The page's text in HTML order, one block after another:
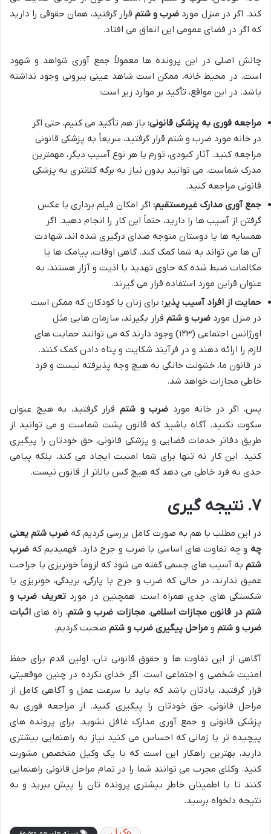
کند. اگر در منزل مورد ضرب و شتم قرار گرفتید، همان حقوقی را دارید
که اگر در فضای عمومی این اتفاق می افتاد.
چالش اصلی در این پرونده ها معمولاً جمع آوری شواهد و شهود
است. در محیط خانه، ممکن است شاهد عینی بیرونی وجود نداشته
باشد. در این مواقع، تأکید بر موارد زیر است:
مراجعه فوری به پزشکی قانونی: باز هم تأکید می کنیم، حتی اگر
در خانه مورد ضرب و شتم قرار گرفتید، سریعاً به پزشکی قانونی
مراجعه کنید. آثار کبودی، تورم یا هر نوع آسیب دیگر، مهمترین
مدرک شماست. می توانید بدون نیاز به برگه کلانتری به پزشکی
قانونی مراجعه کنید.
جمع آوری مدارک غیرمستقیم: اگر امکان فیلم برداری یا عکس
گرفتن از آسیب ها را دارید، حتماً این کار را انجام دهید. اگر
همسایه ها یا دوستان متوجه صدای درگیری شده اند، شهادت
آن ها می تواند به شما کمک کند. گاهی اوقات، پیامک ها یا
مکالمات ضبط شده که حاوی تهدید یا اذیت و آزار هستند، به
عنوان قراین مورد استفاده قرار می گیرند.
حمایت از افراد آسیب پذیر: برای زنان یا کودکان که ممکن است
در منزل مورد ضرب و شتم قرار بگیرند، سازمان هایی مثل
اورژانس اجتماعی (۱۲۳) وجود دارند که می توانند حمایت های
لازم را ارائه دهند و در فرآیند شکایت و پناه دادن کمک کنند.
در قانون ما، خشونت خانگی به هیچ وجه پذیرفته نیست و فرد
خاطی مجازات خواهد شد.
پس، اگر در خانه مورد ضرب و شتم قرار گرفتید، به هیچ عنوان
سکوت نکنید. آگاه باشید که قانون پشت شماست و می توانید از
طریق دفاتر خدمات قضایی و پزشکی قانونی، حق خودتان را پیگیری
کنید. این کار نه تنها برای شما امنیت ایجاد می کند، بلکه پیامی
جدی به فرد خاطی می دهد که هیچ کس بالاتر از قانون نیست.
۷. نتیجه گیری
در این مطلب با هم به صورت کامل بررسی کردیم که ضرب شتم یعنی
چه و چه تفاوت های اساسی با ضرب و جرح دارد. فهمیدیم که ضرب
شتم به آسیب های جسمی گفته می شود که لزوماً خونریزی یا جراحت
عمیق ندارند، در حالی که ضرب و جرح با پارگی، بریدگی، خونریزی یا
شکستگی های جدی همراه است. همچنین در موردتعریف ضرب و
شتم در قانون مجازات اسلامی،مجازات ضرب و شتم، راه های اثبات
ضرب و شتم و مراحل پیگیری ضرب و شتم صحبت کردیم.
آگاهی از این تفاوت ها و حقوق قانونی تان، اولین قدم برای حفظ
امنیت شخصی و اجتماعی است. اگر خدای نکرده در چنین موقعیتی
قرار گرفتید، یادتان باشد که باید با سرعت عمل و آگاهی کامل از
مراحل قانونی، حق خودتان را پیگیری کنید. از مراجعه فوری به
پزشکی قانونی و جمع آوری مدارک غافل نشوید. برای پرونده های
پیچیده تر یا زمانی که احساس می کنید نیاز به راهنمایی بیشتری
دارید، بهترین راهکار این است که با یک وکیل متخصص مشورت
کنید. وکلای مجرب می توانند شما را در تمام مراحل قانونی راهنمایی
کنند تا با اطمینان خاطر بیشتری پرونده تان را پیش ببرید و به
نتیجه دلخواه برسید.